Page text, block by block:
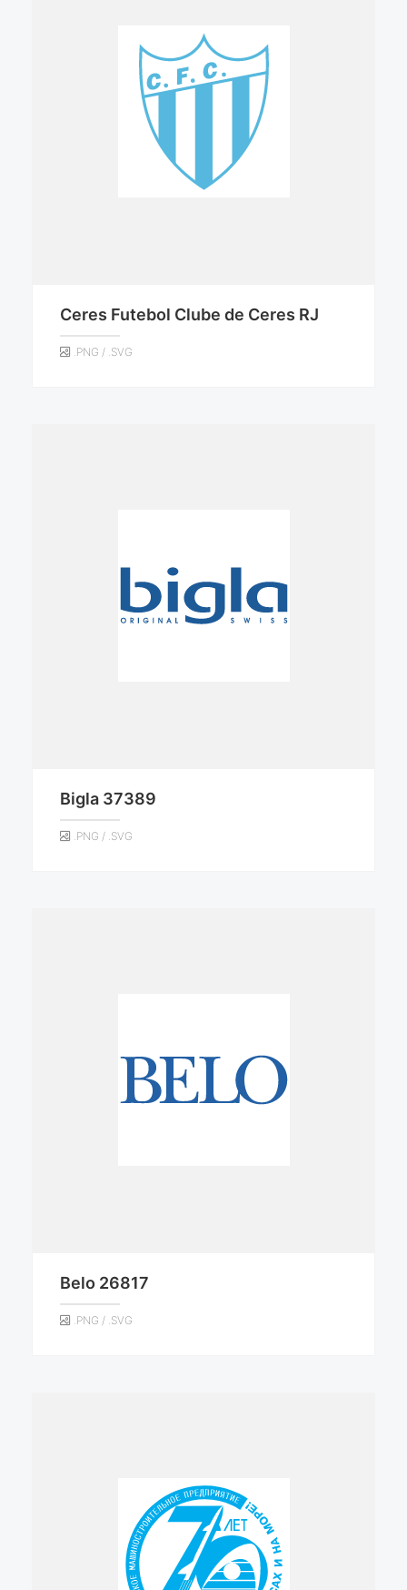
Ceres Futebol Clube de Ceres RJ
.PNG / .SVG
Bigla 37389
.PNG / .SVG
Belo 26817
.PNG / .SVG